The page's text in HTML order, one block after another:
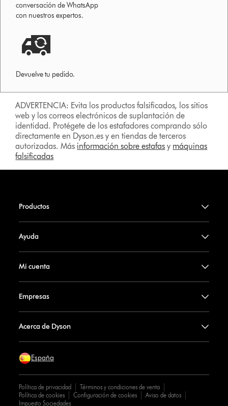
conversación de WhatsApp
con nuestros expertos.
Devuelve tu pedido.
ADVERTENCIA: Evita los productos falsificados, los sitios
web y los correos electrónicos de suplantación de
identidad. Protégete de los estafadores comprando sólo
directamente en Dyson.es y en tiendas de terceros
autorizadas. Más información sobre estafas y máquinas
falsificadas
Productos
Ayuda
Mi cuenta
Empresas
Acerca de Dyson
España
Política de privacidad
Términos y condiciones de venta
Política de cookies
Configuración de cookies
Aviso de datos
Impuesto Sociedades